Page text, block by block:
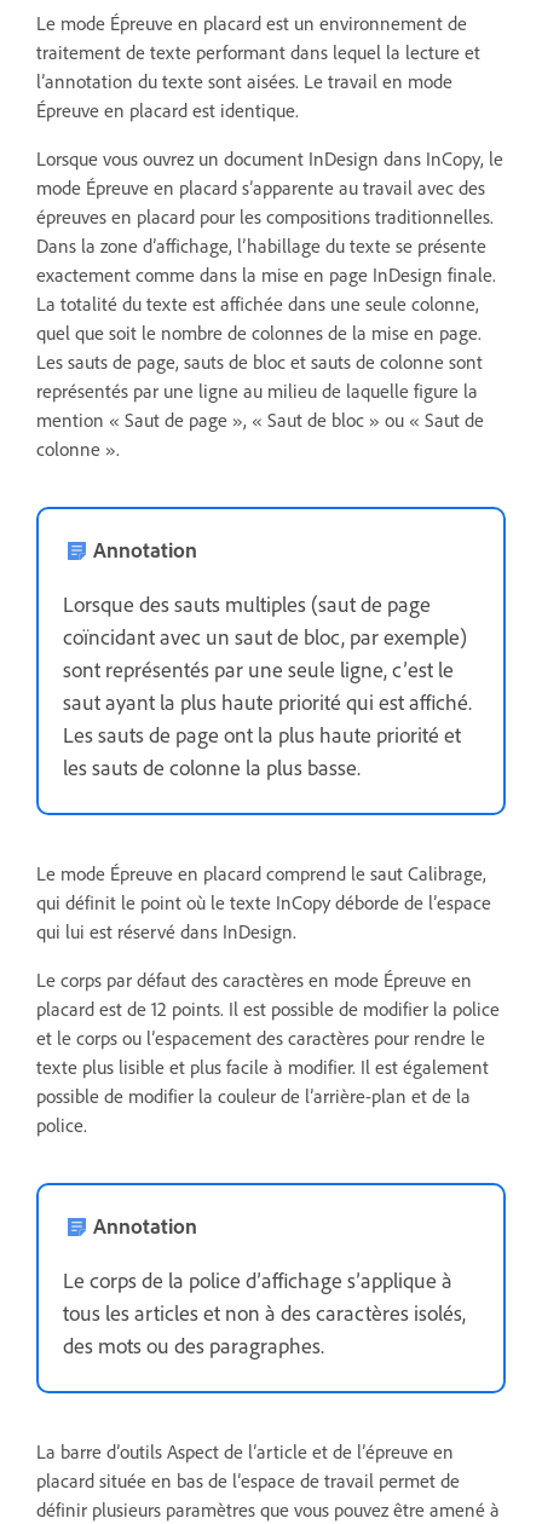
Le mode Épreuve en placard est un environnement de
traitement de texte performant dans lequel la lecture et
l’annotation du texte sont aisées. Le travail en mode
Épreuve en placard est identique.
Lorsque vous ouvrez un document InDesign dans InCopy, le
mode Épreuve en placard s’apparente au travail avec des
épreuves en placard pour les compositions traditionnelles.
Dans la zone d’affichage, l’habillage du texte se présente
exactement comme dans la mise en page InDesign finale.
La totalité du texte est affichée dans une seule colonne,
quel que soit le nombre de colonnes de la mise en page.
Les sauts de page, sauts de bloc et sauts de colonne sont
représentés par une ligne au milieu de laquelle figure la
mention « Saut de page », « Saut de bloc » ou « Saut de
colonne ».
Annotation
Lorsque des sauts multiples (saut de page
coïncidant avec un saut de bloc, par exemple)
sont représentés par une seule ligne, c’est le
saut ayant la plus haute priorité qui est affiché.
Les sauts de page ont la plus haute priorité et
les sauts de colonne la plus basse.
Le mode Épreuve en placard comprend le saut Calibrage,
qui définit le point où le texte InCopy déborde de l’espace
qui lui est réservé dans InDesign.
Le corps par défaut des caractères en mode Épreuve en
placard est de 12 points. Il est possible de modifier la police
et le corps ou l’espacement des caractères pour rendre le
texte plus lisible et plus facile à modifier. Il est également
possible de modifier la couleur de l’arrière-plan et de la
police.
Annotation
Le corps de la police d’affichage s’applique à
tous les articles et non à des caractères isolés,
des mots ou des paragraphes.
La barre d’outils Aspect de l’article et de l’épreuve en
placard située en bas de l’espace de travail permet de
définir plusieurs paramètres que vous pouvez être amené à